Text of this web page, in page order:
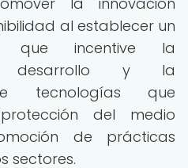
al establecer un
que incentive la
desarrollo y la
tecnologías que
del medio
de prácticas
sectores.